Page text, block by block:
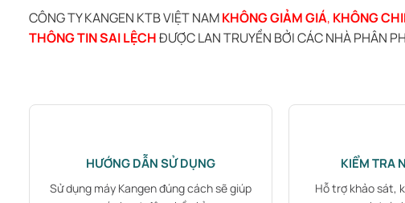
CÔNG TY KANGEN KTB VIỆT NAMKHÔNG GIẢM GIÁ, KHÔNG
THÔNG TIN SAI LỆCHĐƯỢC LAN TRUYỀN BỞI CÁC NHÀ PHÂN
HƯỚNG DẪN SỬ DỤNG
Sử dụng máy Kangen đúng cách sẽ giúp
KIỂM TRA
Hỗ trợ khảo sát,